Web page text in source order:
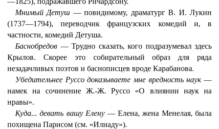
Мнимый Детуш — повидимому, драматург В. И. Лукин
(1737—1794), переводчик французских комедий и, в
частности, комедий Детуша.
Баснобредов — Трудно сказать, кого подразумевал здесь
Крылов. Скорее это собирательный образ для ряда
незадачливых поэтов и баснописцев вроде Карабанова.
Убедительнее Руссо доказываете мне вредность наук—
намек на сочинение Ж.-Ж. Руссо «О влиянии наук на
нравы».
Куда... девать вашу Елену — Елена, жена Менелая, была
похищена Парисом (см. «Илиаду»).